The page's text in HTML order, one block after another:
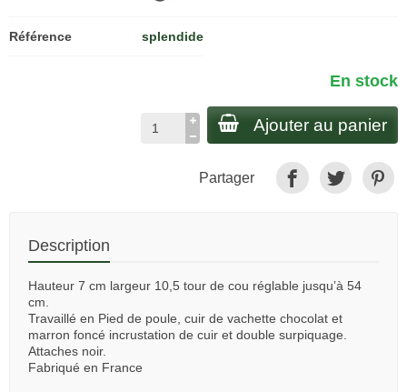
Référence splendide
En stock
Ajouter au panier
Partager
Description
Hauteur 7 cm largeur 10,5 tour de cou réglable jusqu’à 54
cm.
Travaillé en Pied de poule, cuir de vachette chocolat et
marron foncé incrustation de cuir et double surpiquage.
Attaches noir.
Fabriqué en France